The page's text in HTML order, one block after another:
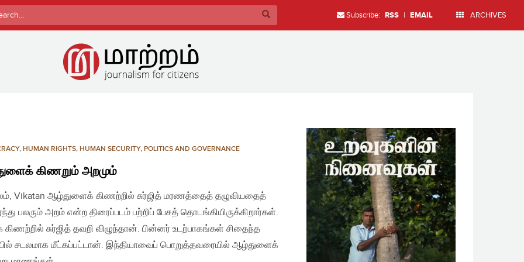
Subscribe: RSS | EMAIL ARCHIVES
, HUMAN RIGHTS, HUMAN SECURITY, POLITICS AND GOVERNANCE
கிணறும் அறமும்
Vikatan ஆழ்துளைக் கிணற்றில் சுர்ஜித் மரணத்தைத் தழுவியதைத்
பலரும் அறம் என்ற திரைப்படம் பற்றிப் பேசத் தொடங்கியிருக்கிறார்கள்.
சுர்ஜித் தவறி விழுந்தான். பின்னர் உடற்பாகங்கள் சிதைந்த
சடலமாக மீட்கப்பட்டான். இந்தியாவைப் பொறுத்தவரையில் ஆழ்துளைக்